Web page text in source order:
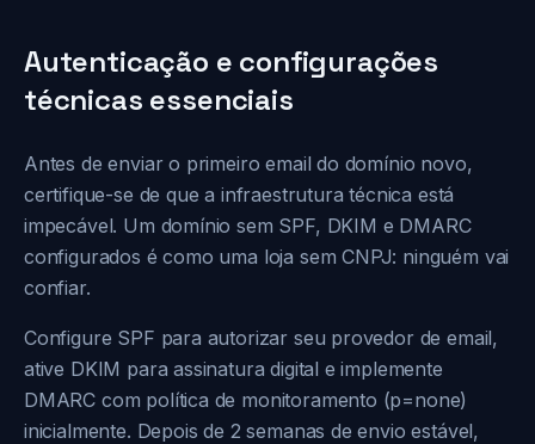
Autenticação e configurações
técnicas essenciais
Antes de enviar o primeiro email do domínio novo,
certifique-se de que a infraestrutura técnica está
impecável. Um domínio sem SPF, DKIM e DMARC
configurados é como uma loja sem CNPJ: ninguém vai
confiar.
Configure SPF para autorizar seu provedor de email,
ative DKIM para assinatura digital e implemente
DMARC com política de monitoramento (p=none)
inicialmente. Depois de 2 semanas de envio estável,